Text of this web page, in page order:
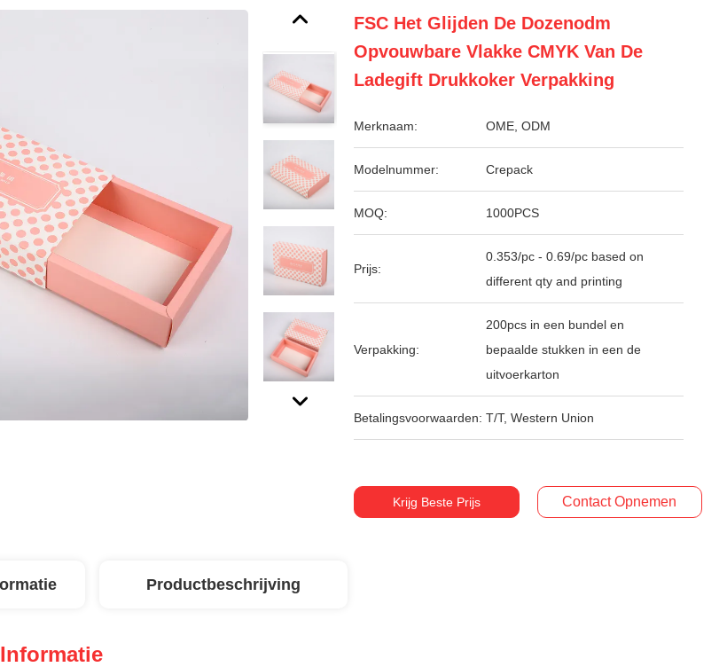
FSC Het Glijden De Dozenodm
Opvouwbare Vlakke CMYK Van De
Ladegift Drukkoker Verpakking
Merknaam: OME, ODM
Modelnummer: Crepack
MOQ: 1000PCS
Prijs:
0.353/pc - 0.69/pc based on
different qty and printing
Verpakking:
200pcs in een bundel en
bepaalde stukken in een de
uitvoerkarton
Betalingsvoorwaarden: T/T, Western Union
Krijg Beste Prijs Contact Opnemen
Productbeschrijving